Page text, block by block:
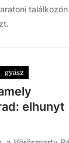
gyász
elhunyt